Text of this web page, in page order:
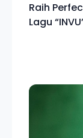
Raih
Lagu